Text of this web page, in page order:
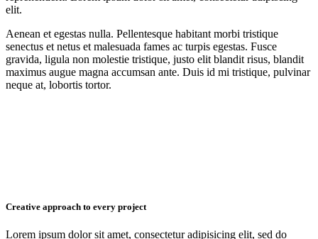
elit.
Aenean et egestas nulla. Pellentesque habitant morbi tristique
senectus et netus et malesuada fames ac turpis egestas. Fusce
gravida, ligula non molestie tristique, justo elit blandit risus, blandit
maximus augue magna accumsan ante. Duis id mi tristique, pulvinar
neque at, lobortis tortor.
Creative approach to every project
Lorem ipsum dolor sit amet, consectetur adipisicing elit, sed do